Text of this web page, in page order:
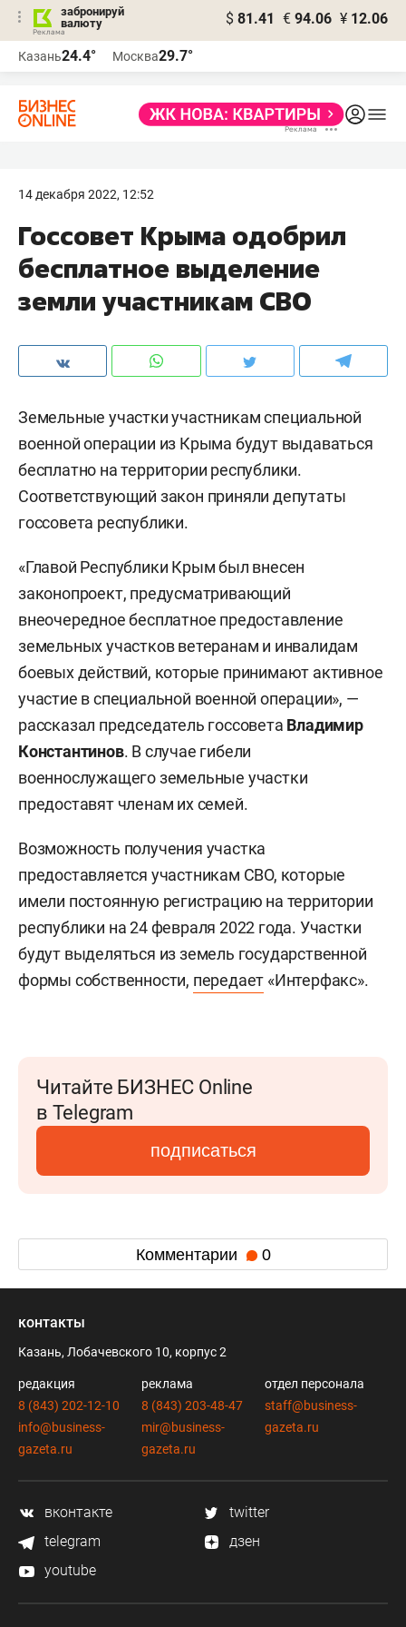
забронируй
валюту
$ 81.41 € 94.06 ¥ 12.06
Казань24.4° Москва29.7°
14 декабря 2022, 12:52
Госсовет Крыма одобрил
бесплатное выделение
земли участникам СВО
Земельные участки участникам специальной
военной операции из Крыма будут выдаваться
бесплатно на территории республики.
Соответствующий закон приняли депутаты
госсовета республики.
«Главой Республики Крым был внесен
законопроект, предусматривающий
внеочередное бесплатное предоставление
земельных участков ветеранам и инвалидам
боевых действий, которые принимают активное
участие в специальной военной операции», —
рассказал председатель госсовета Владимир
Константинов. В случае гибели
военнослужащего земельные участки
предоставят членам их семей.
Возможность получения участка
предоставляется участникам СВО, которые
имели постоянную регистрацию на территории
республики на 24 февраля 2022 года. Участки
будут выделяться из земель государственной
формы собственности, передает «Интерфакс».
Читайте БИЗНЕС Online
в Telegram
подписаться
Комментарии 0
контакты
Казань, Лобачевского 10, корпус 2
редакция
8 (843) 202-12-10
info@business-
gazeta.ru
реклама
8 (843) 203-48-47
mir@business-
gazeta.ru
отдел персонала
staff@business-
gazeta.ru
вконтакте
twitter
telegram
дзен
youtube